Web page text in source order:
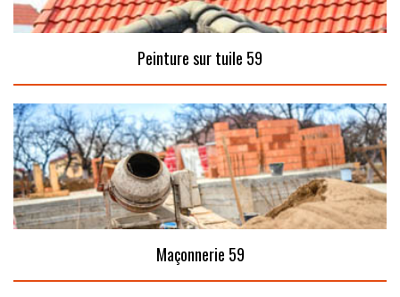
Peinture sur tuile 59
Maçonnerie 59